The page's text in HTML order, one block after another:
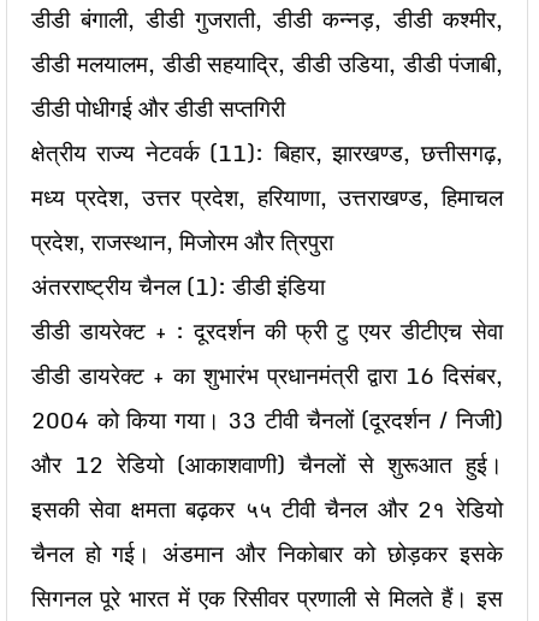
डीडी बंगाली, डीडी गुजराती, डीडी कन्‍नड़, डीडी कश्‍मीर,
डीडी मलयालम, डीडी सहयाद्रि, डीडी उडिया, डीडी पंजाबी,
डीडी पोधीगई और डीडी सप्‍‍तगिरी
क्षेत्रीय राज्‍य नेटवर्क (11): बिहार, झारखण्‍ड, छत्तीसगढ़,
मध्‍य प्रदेश, उत्तर प्रदेश, हरियाणा, उत्तराखण्‍ड, हिमाचल
प्रदेश, राजस्‍थान, मिजोरम और त्रिपुरा
अंतरराष्‍ट्रीय चैनल (1): डीडी इंडिया
डीडी डायरेक्‍ट + : दूरदर्शन की फ्री टु एयर डीटीएच सेवा
डीडी डायरेक्‍ट + का शुभारंभ प्रधानमंत्री द्वारा 16 दिसंबर,
2004 को किया गया। 33 टीवी चैनलों (दूरदर्शन / निजी)
और 12 रेडियो (आकाशवाणी) चैनलों से शुरूआत हुई।
इसकी सेवा क्षमता बढ़कर ५५ टीवी चैनल और 2१ रेडियो
चैनल हो गई। अंडमान और निकोबार को छोड़कर इसके
सिगनल पूरे भारत में एक रिसीवर प्रणाली से मिलते हैं। इस